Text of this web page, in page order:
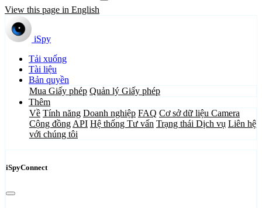
View this page in English
iSpy
Tải xuống
Tài liệu
Bản quyền
Mua Giấy phép Quản lý Giấy phép
Thêm
Về Tính năng Doanh nghiệp FAQ Cơ sở dữ liệu Camera
Cộng đồng API Hệ thống Tư vấn Trạng thái Dịch vụ Liên hệ
với chúng tôi
iSpyConnect